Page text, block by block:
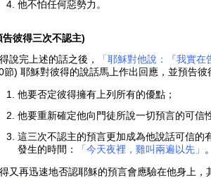
他不怕任何惡勢力。
告彼得三次不認主)
說完上述的話之後，
「耶穌對他說：『我實
節) 耶穌對彼得的說話馬上作出回應，並預告彼
他要否定彼得擁有上列所有的優點；
他要重新確定他向門徒所說一切預言的可信
這三次不認主的預言更加成為他說話可信的
發生的時間：
「今天夜裡，雞叫兩遍以先」
。
又再迅速地否認耶穌的預言會應驗在他身上，